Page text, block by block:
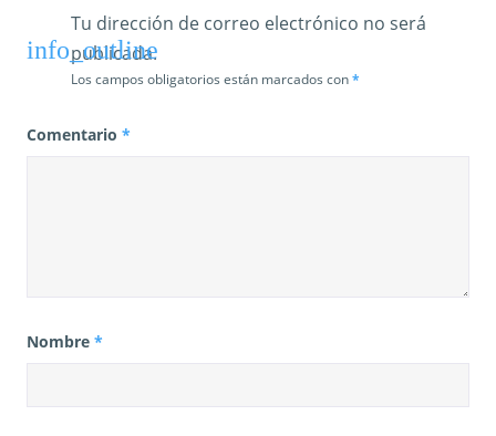
a
Tu dirección de correo electrónico no será
publicada.
Los campos obligatorios están marcados con*
Comentario *
Nombre *